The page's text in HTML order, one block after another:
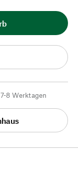
8 Werktagen